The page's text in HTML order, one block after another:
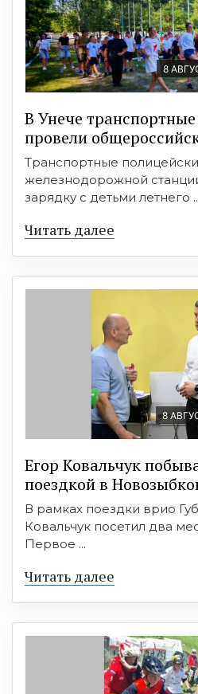
8
В Унече
провели
Транспортные
железнодорожной
зарядку с детьми летнего
Читать далее
8
Егор Ковальчук
поездкой в
В рамках поездки врио
Ковальчук посетил два
Первое ...
Читать далее